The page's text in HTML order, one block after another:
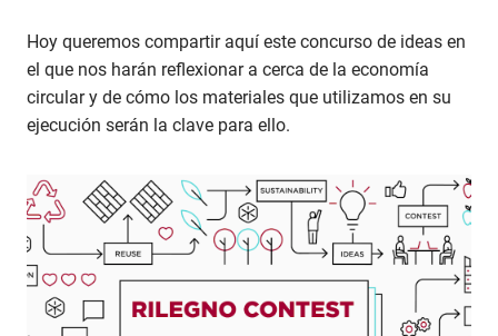
Hoy queremos compartir aquí este concurso de ideas en
el que nos harán reflexionar­ a cerca de la economía
circular y de cómo los materiales que utilizamos en su
ejecución serán la clave para ello.